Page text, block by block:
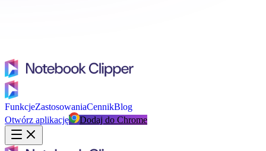
FunkcjeZastosowaniaCennikBlog
Otwórz aplikację
Dodaj do Chrome